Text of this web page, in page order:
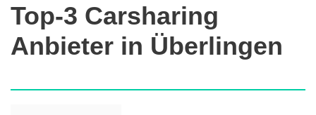
Top-3 Carsharing
Anbieter in Überlingen